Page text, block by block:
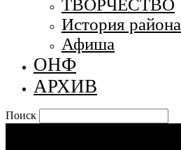
ТВОРЧЕСТВО
История района
Афиша
ОНФ
АРХИВ
Поиск